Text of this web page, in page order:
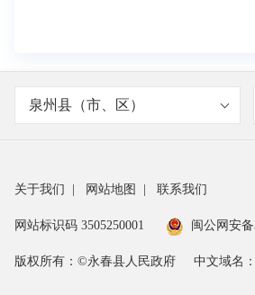
泉州县（市、区）
关于我们 网站地图 联系我们
网站标识码 3505250001 闽公网安备
版权所有：©永春县人民政府 中文域名